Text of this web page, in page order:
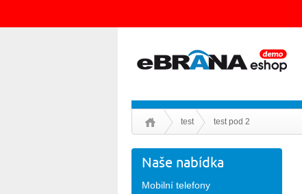
test test pod 2
Naše nabídka
Mobilní telefony